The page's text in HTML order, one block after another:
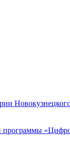
программы